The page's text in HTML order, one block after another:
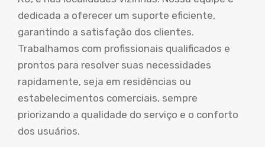
dedicada a oferecer um suporte eficiente,
garantindo a satisfação dos clientes.
Trabalhamos com profissionais qualificados e
prontos para resolver suas necessidades
rapidamente, seja em residências ou
estabelecimentos comerciais, sempre
priorizando a qualidade do serviço e o conforto
dos usuários.